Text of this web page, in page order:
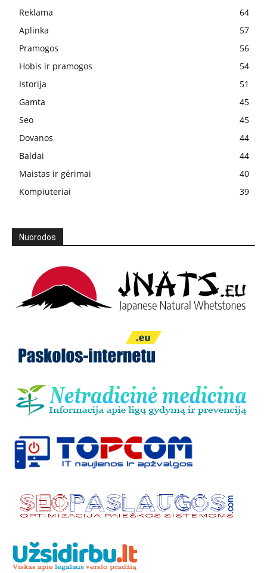
Reklama
64
Aplinka
57
Pramogos
56
Hobis ir pramogos
54
Istorija
51
Gamta
45
Seo
45
Dovanos
44
Baldai
44
Maistas ir gėrimai
40
Kompiuteriai
39
Nuorodos